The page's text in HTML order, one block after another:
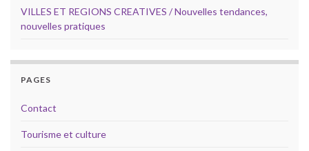
VILLES ET REGIONS CREATIVES / Nouvelles tendances,
nouvelles pratiques
PAGES
Contact
Tourisme et culture